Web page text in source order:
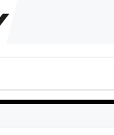
mærker etc.